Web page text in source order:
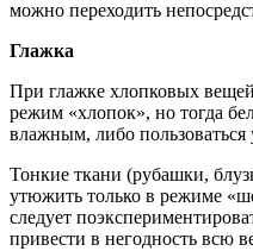
можно переходить
Глажка
При глажке хлопковых
режим «хлопок», но тогда
влажным, либо
Тонкие ткани (рубашки,
утюжить только в режиме
следует
привести в негодность всю